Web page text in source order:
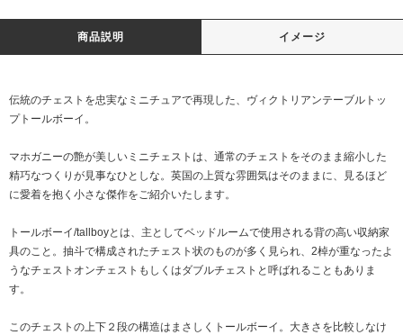
商品説明 イメージ
伝統のチェストを忠実なミニチュアで再現した、ヴィクトリアンテーブルトッ
プトールボーイ。
マホガニーの艶が美しいミニチェストは、通常のチェストをそのまま縮小した
精巧なつくりが見事なひとしな。英国の上質な雰囲気はそのままに、見るほど
に愛着を抱く小さな傑作をご紹介いたします。
トールボーイ/tallboyとは、主としてベッドルームで使用される背の高い収納家
具のこと。抽斗で構成されたチェスト状のものが多く見られ、2棹が重なったよ
うなチェストオンチェストもしくはダブルチェストと呼ばれることもありま
す。
このチェストの上下２段の構造はまさしくトールボーイ。大きさを比較しなけ